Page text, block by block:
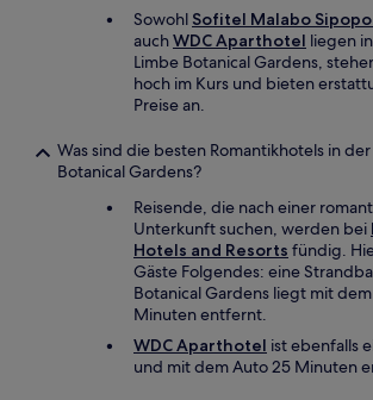
Sowohl Sofitel Malabo
auchWDC Aparthotel liegen
Limbe Botanical Gardens,
hoch im Kurs und bieten
Preise an.
Was sind die besten Romantikhotels in
Botanical Gardens?
Reisende, die nach einer
Unterkunft suchen, werden bei
Hotels and Resorts fündig.
Gäste Folgendes: eine
Botanical Gardens liegt mit
Minuten entfernt.
WDC Aparthotel ist ebenfalls
und mit dem Auto 25 Minuten